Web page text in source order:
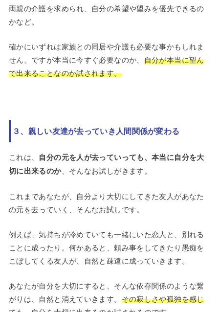
両親の介護を求められ、自分の希望や望みを優先できるの
かなど。
確かにいずれは家族との同居や介護も必要な事かもしれま
せん。ですが本当に今すぐ必要なのか、 自分が本当に望ん
で出来ることなのか試されます。
３、親しい友達が去っていき人間関係が変わる
これは、 自分の元を人が去っていっても、本当に自分を大
切に出来るのか、そんなお試しがきます。
これまであなたが、自分より大切にしてきた友人があなた
の元を去っていく、そんなお試しです。
例えば、気持ちが冷めていても一緒にいた恋人と、別れる
ことに成ったり。何かあると、頼み事をしてきたり愚痴を
こぼしてくる友人が、自然と疎遠に成っていきます。
あなたが自分を大切にすると、そんな依存関係のような繋
がりは、自然と消えていきます。 その寂しさや孤独を感じ